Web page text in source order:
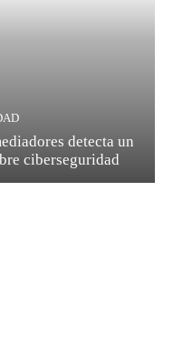
detecta un
ciberseguridad